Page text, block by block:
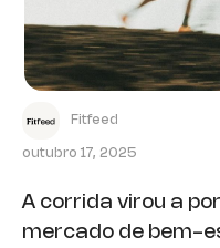
Fitfeed
outubro 17, 2025
A corrida virou a
mercado de bem-